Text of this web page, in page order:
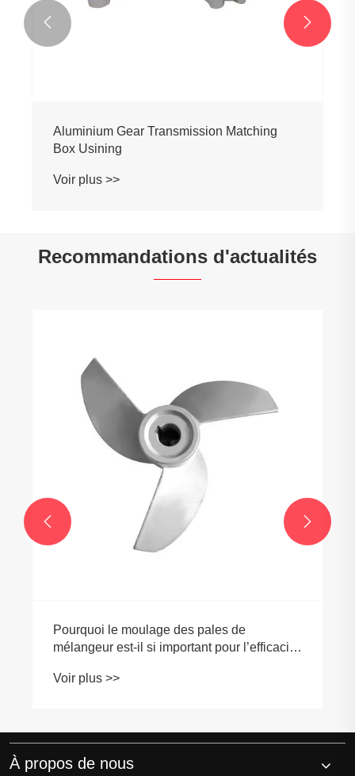
Aluminium Gear Transmission Matching
Box Usining
Voir plus >>
 
Recommandations d'actualités
Pourquoi le moulage des pales de
mélangeur est-il si important pour l’efficacité
Voir plus >>
 
À propos de nous